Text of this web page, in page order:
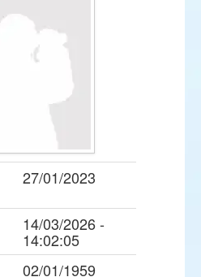
27/01/2023
14/03/2026 -
14:02:05
02/01/1959